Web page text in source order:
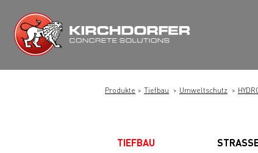
Inhalt
springen
Produkte Tiefbau Umweltschutz
TIEFBAU